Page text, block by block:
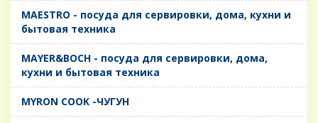
MAESTRO - посуда для сервировки, дома, кухни и
бытовая техника
MAYER&BOCH - посуда для сервировки, дома,
кухни и бытовая техника
MYRON COOK -ЧУГУН